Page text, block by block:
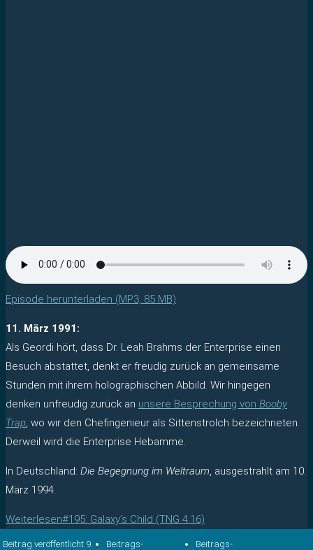
Episode herunterladen (MP3, 85 MB)
11. März 1991:
Als Geordi hört, dass Dr. Leah Brahms der Enterprise einen
Besuch abstattet, denkt er freudig zurück an gemeinsame
Stunden mit ihrem holographischen Abbild. Wir hingegen
denken unfreudig zurück an unsere Besprechung von Booby
Trap, wo wir den Chefingenieur als Sittenstrolch bezeichneten.
Derweil wird die Enterprise Hebamme.
In Deutschland: Die Begegnung im Weltraum, ausgestrahlt am 10.
März 1994.
Weiterlesen#195: Galaxy’s Child (TNG 4.16)
Beitrag veröffentlicht:9.
Beitrags-
Beitrags-